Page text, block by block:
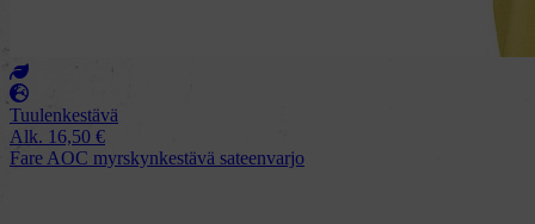
Tuulenkestävä
Alk. 16,50 €
Fare AOC myrskynkestävä sateenvarjo